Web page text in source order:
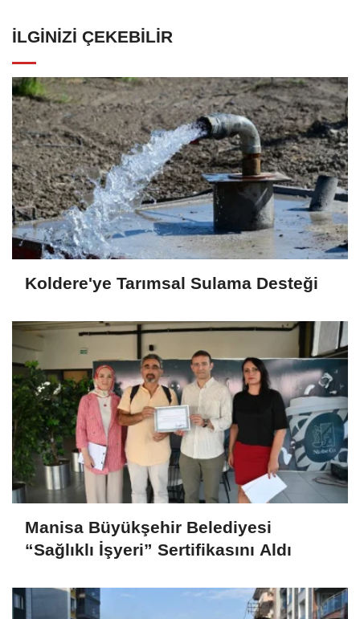
İLGINIZI ÇEKEBILIR
Koldere'ye Tarımsal Sulama Desteği
Manisa Büyükşehir Belediyesi
“Sağlıklı İşyeri” Sertifikasını Aldı